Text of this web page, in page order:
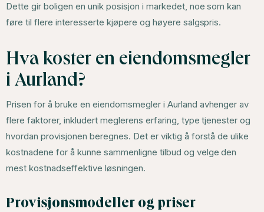
Dette gir boligen en unik posisjon i markedet, noe som kan
føre til flere interesserte kjøpere og høyere salgspris.
Hva koster en eiendomsmegler
i Aurland?
Prisen for å bruke en eiendomsmegler i Aurland avhenger av
flere faktorer, inkludert meglerens erfaring, type tjenester og
hvordan provisjonen beregnes. Det er viktig å forstå de ulike
kostnadene for å kunne sammenligne tilbud og velge den
mest kostnadseffektive løsningen.
Provisjonsmodeller og priser